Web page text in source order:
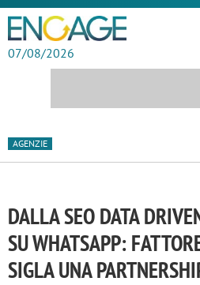
07/08/2026
AGENZIE
DALLA SEO DATA
SU WHATSAPP:
SIGLA UNA